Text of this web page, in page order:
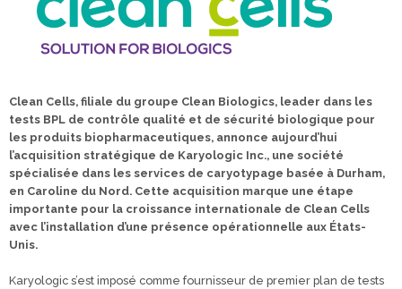
Clean Cells, filiale du groupe Clean Biologics, leader dans les
tests BPL de contrôle qualité et de sécurité biologique pour
les produits biopharmaceutiques, annonce aujourd’hui
l’acquisition stratégique de Karyologic Inc., une société
spécialisée dans les services de caryotypage basée à Durham,
en Caroline du Nord. Cette acquisition marque une étape
importante pour la croissance internationale de Clean Cells
avec l’installation d’une présence opérationnelle aux États-
Unis.
Karyologic s’est imposé comme fournisseur de premier plan de tests